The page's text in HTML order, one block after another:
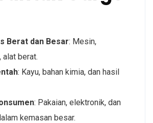
Berat dan Besar: Mesin,
alat berat.
: Kayu, bahan kimia, dan hasil
: Pakaian, elektronik, dan
kemasan besar.